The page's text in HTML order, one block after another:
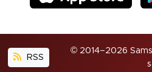
RSS
© 2014–2026